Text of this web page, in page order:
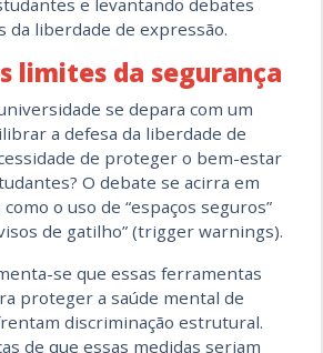
da liberdade de expressão.
limites da segurança
se depara com um
a defesa da liberdade de
de proteger o bem-estar
O debate se acirra em
o uso de “espaços seguros”
de gatilho” (trigger warnings).
se que essas ferramentas
proteger a saúde mental de
discriminação estrutural.
de que essas medidas seriam